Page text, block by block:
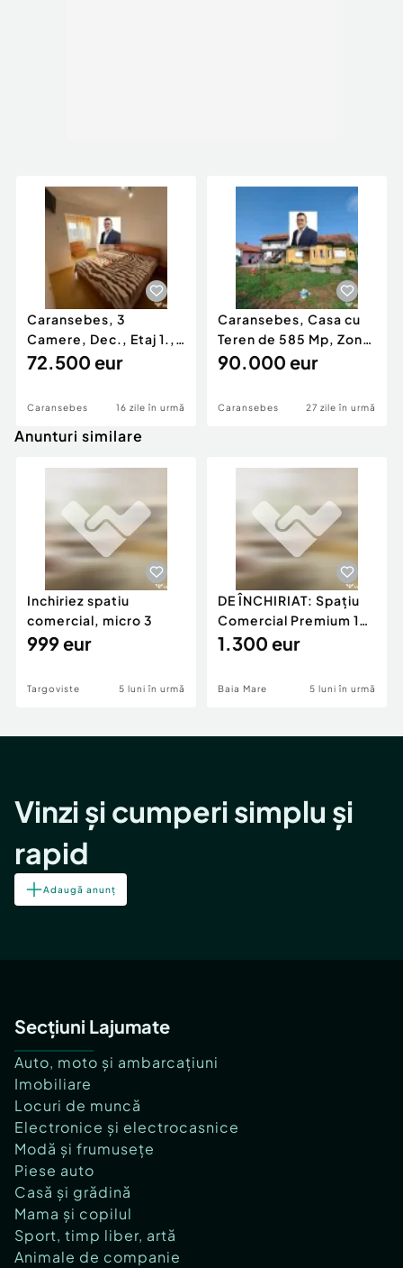
Caransebes, 3
Camere, Dec., Etaj 1.,
Zona Penny
72.500 eur
Caransebes 16 zile în urmă
Caransebes, Casa cu
Teren de 585 Mp, Zona
Sesu Rosu
90.000 eur
Caransebes 27 zile în urmă
Anunturi similare
Inchiriez spatiu
comercial, micro 3
999 eur
Targoviste 5 luni în urmă
DE ÎNCHIRIAT: Spațiu
Comercial Premium 146
mp – Vizibili
1.300 eur
Baia Mare 5 luni în urmă
Vinzi și cumperi simplu și
rapid
Adaugă anunț
Secțiuni Lajumate
Auto, moto și ambarcațiuni
Imobiliare
Locuri de muncă
Electronice și electrocasnice
Modă și frumusețe
Piese auto
Casă și grădină
Mama și copilul
Sport, timp liber, artă
Animale de companie